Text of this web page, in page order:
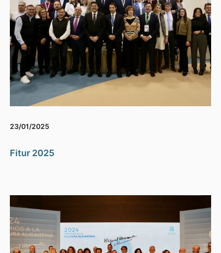
23/01/2025
Fitur 2025